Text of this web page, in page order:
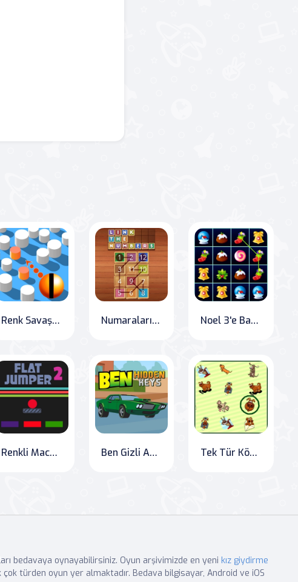
Renk Savaşçısı Numaraları Bağla Noel 3'e Bağla
Renkli Maceracı 2 Ben Gizli Anahtarları Tek Tür Köpek
bedavaya oynayabilirsiniz. Oyun arşivimizde en yeni kız giydirme
çok türden oyun yer almaktadır. Bedava bilgisayar, Android ve iOS